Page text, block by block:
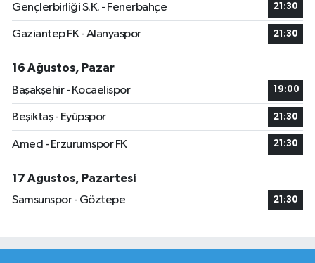
Gençlerbirliği S.K. - Fenerbahçe 21:30
Gaziantep FK - Alanyaspor 21:30
16 Ağustos, Pazar
Başakşehir - Kocaelispor
19:00
Beşiktaş - Eyüpspor 21:30
Amed - Erzurumspor FK 21:30
17 Ağustos, Pazartesi
Samsunspor - Göztepe
21:30